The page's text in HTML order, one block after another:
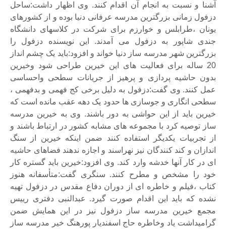
آشنا و نسبت به انجام آن اقدام کنند. وی اظهار داشت:ساحل
دزفول زمانی بزرگترین مدرسه عرفانی دنیا بوده و از کشورهای
یونان ،طرابلس و خوارزم برای شرکت در کلاسهای دانشگاه
جندی شاپور به دزفول می آمدند. این نویسنده دزفول را
بزرگترین شهر مدرسه ساز دنیا خواند و افزود:باید یک چشم انداز
20 ساله برای فعالیت های این خیرین طراحی شود وخیرین
بدون حاشیه پردازی و پرهیز از جریانات سطحی واحساسی
عمل کنند. وی گفت:دزفول به دلیل برخی کج فهمی و بدفهمی ،
سطحی انگاری و جوسازی ها حدود یک دهه عقب مانده است که
خیرین باید از این حواشی به دور باشند. وی به خیرین مدرسه
ساز توصیه کرد با مجموعه های مشابه کشور در ارتباط باشند و
از تجربیات یکدیگر استفاده کنند ضمن اینکه خیرین از سنگ
اندازان و کند کنندگان نیز نهراسند و اجازه ندهند فضاهای حاشیه
ای در کار آنها خدشه وارد کند. وی افزود:خیرین باید گستره کار
خود را مشخص و مطرح کنند. سنگری گفت:متأسفانه هنوز
کتاب ،فیلم و خاطره ای از دوران دفاع مقدس در دزفول تهیه
نشده که باید این اقدام صورت گیرد. عبدالنبی دفتری رییس
مجمع خیرین مدرسه ساز دزفول نیز در این همایش ضمن
گرامیداشت یاد وخاطره حاج اسفندیار پورهنگ خیر مدرسه ساز